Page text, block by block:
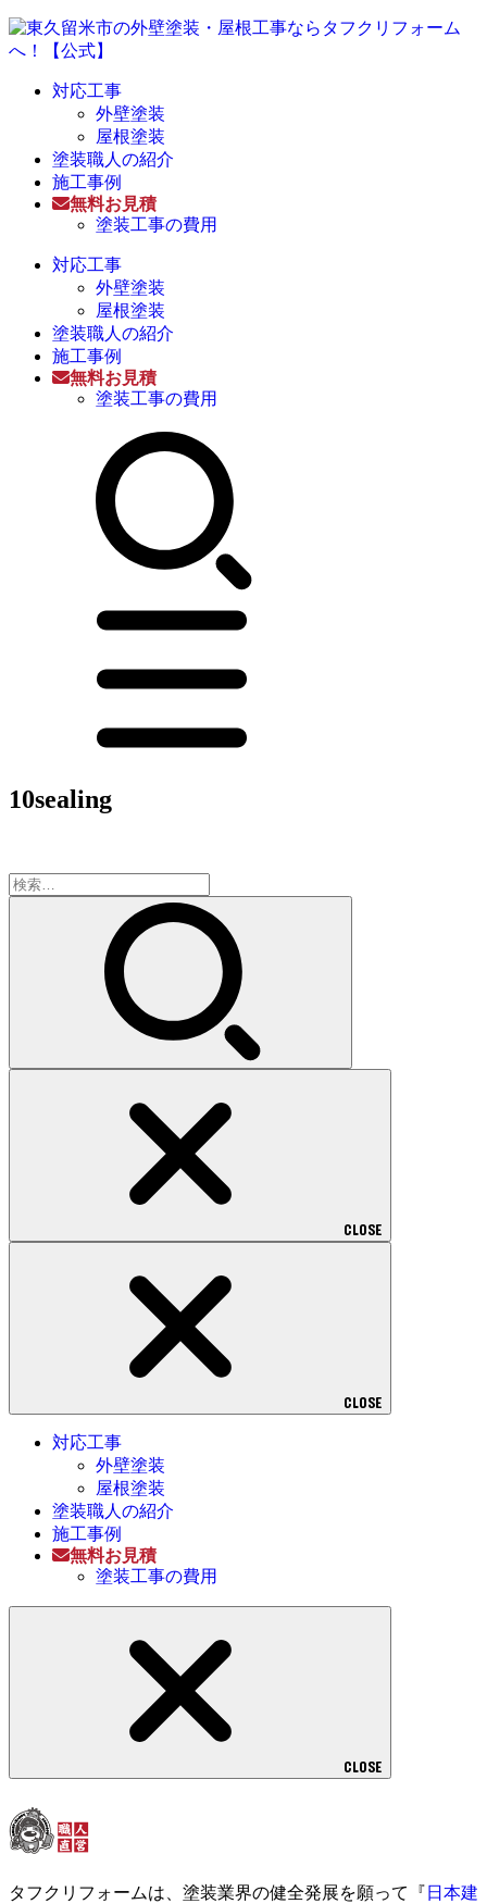
対応工事
外壁塗装
屋根塗装
塗装職人の紹介
施工事例
無料お見積
塗装工事の費用
対応工事
外壁塗装
屋根塗装
塗装職人の紹介
施工事例
無料お見積
塗装工事の費用
10sealing
検
索:
CLOSE
CLOSE
対応工事
外壁塗装
屋根塗装
塗装職人の紹介
施工事例
無料お見積
塗装工事の費用
CLOSE
タフクリフォームは、塗装業界の健全発展を願って『 日本建